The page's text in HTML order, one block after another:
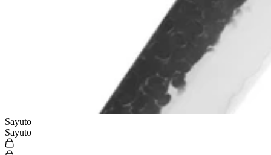
Sayuto
Sayuto